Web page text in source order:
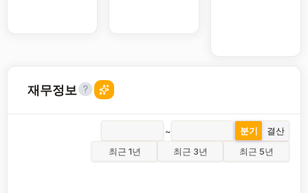
재무정보
~ 분기
결산
최근 1년
최근 3년 최근 5년